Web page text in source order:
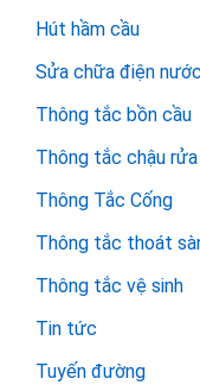
Hút hầm cầu
Sửa chữa điện nước
Thông tắc bồn cầu
Thông tắc chậu rửa
Thông Tắc Cống
Thông tắc thoát
Thông tắc vệ sinh
Tin tức
Tuyến đường